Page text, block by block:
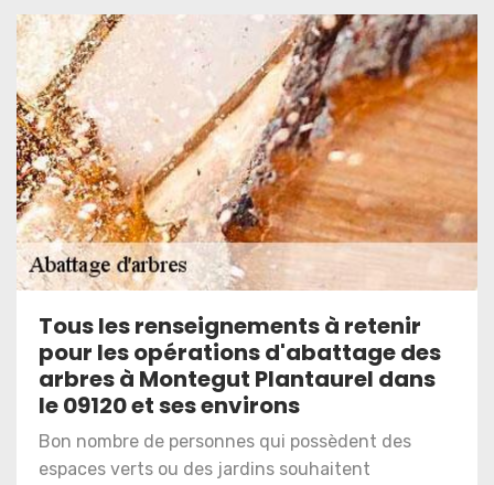
Tous les renseignements à retenir
pour les opérations d'abattage des
arbres à Montegut Plantaurel dans
le 09120 et ses environs
Bon nombre de personnes qui possèdent des
espaces verts ou des jardins souhaitent